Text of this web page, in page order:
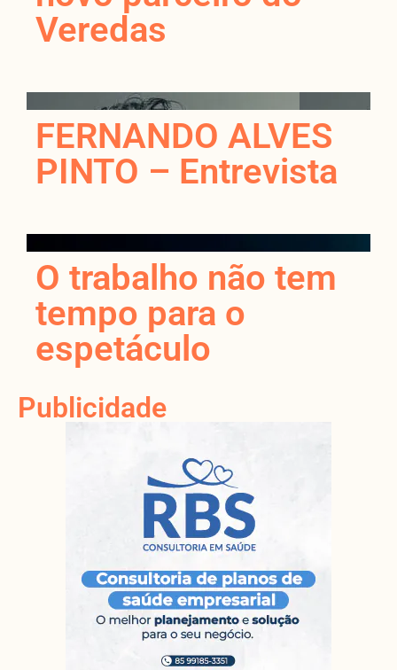
Veredas
FERNANDO ALVES
PINTO – Entrevista
O trabalho não tem
tempo para o
espetáculo
Publicidade